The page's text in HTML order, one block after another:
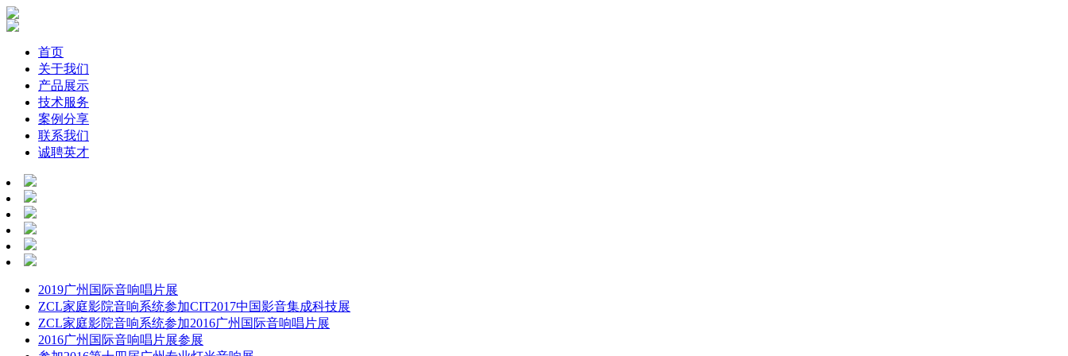
首页
关于我们
产品展示
技术服务
案例分享
联系我们
诚聘英才
2019广州国际音响唱片展
ZCL家庭影院音响系统参加CIT2017中国影音集成科技展
ZCL家庭影院音响系统参加2016广州国际音响唱片展
2016广州国际音响唱片展参展